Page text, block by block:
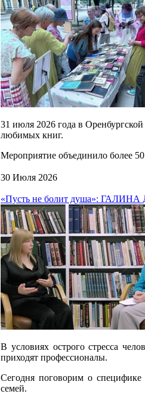
31 июля 2026 года в
любимых книг.
Мероприятие объединило более
30 Июля 2026
«Пусть не болит душа»:
В условиях острого стресса
приходят профессионалы.
Сегодня поговорим о
семей.